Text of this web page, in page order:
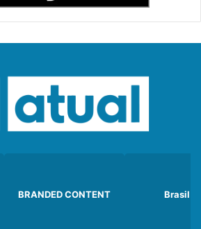
BRANDED CONTENT Brasil